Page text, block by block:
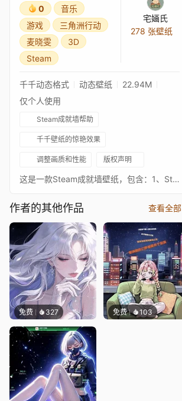
0
音乐
游戏
三角洲行动
麦晓雯
3D
Steam
宅婳氏
278 张壁纸
千千动态格式 动态壁纸
22.94M
仅个人使用
Steam成就墙帮助
千千壁纸的惊艳效果
调整画质和性能 版权声明
这是一款Steam成就墙壁纸，包含：1、Steam成就 墙组件：账号价值、我的游戏列表、我的成就列表 壁纸含听歌交互组件：音频、播放器 鼠标动有3D立体视觉 （本作品严禁搬运，严禁二次转售）
作者的其他作品 查看全部
免费 327 免费 103